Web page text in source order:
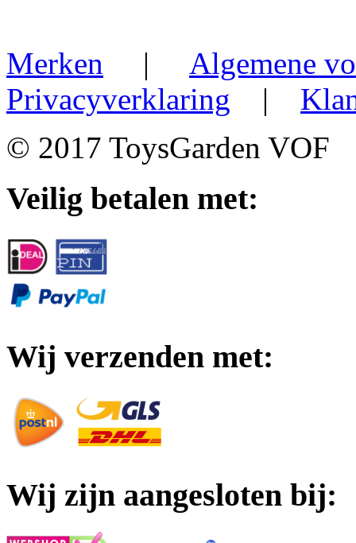
Merken | Algemene
Privacyverklaring |
© 2017 ToysGarden VOF
Veilig betalen met:
Wij verzenden met:
Wij zijn aangesloten bij: